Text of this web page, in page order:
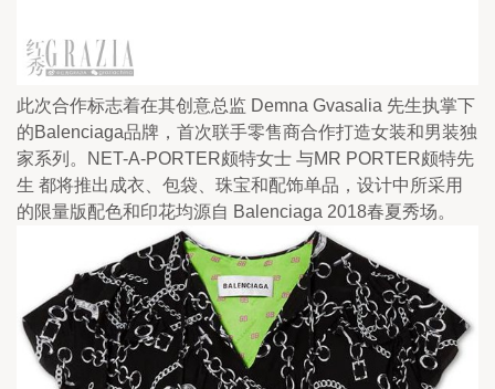
此次合作标志着在其创意总监 Demna Gvasalia 先生执掌下
的Balenciaga品牌，首次联手零售商合作打造女装和男装独
家系列。NET-A-PORTER颇特女士 与MR PORTER颇特先
生 都将推出成衣、包袋、珠宝和配饰单品，设计中所采用
的限量版配色和印花均源自 Balenciaga 2018春夏秀场。